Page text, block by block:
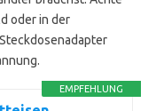
oder in der
EMPFEHLUNG